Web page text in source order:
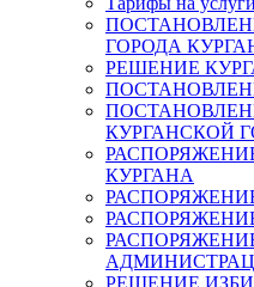
ГОРОДА
РЕШЕНИЕ
КУРГАНСКОЙ
КУРГАНА
РЕШЕНИЕ